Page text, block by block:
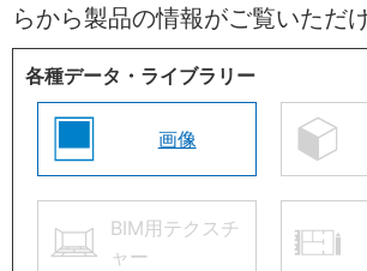
らから製品の情報がご覧いただ
各種データ・ライブラリー
画像
BIM用テクスチ
ャー